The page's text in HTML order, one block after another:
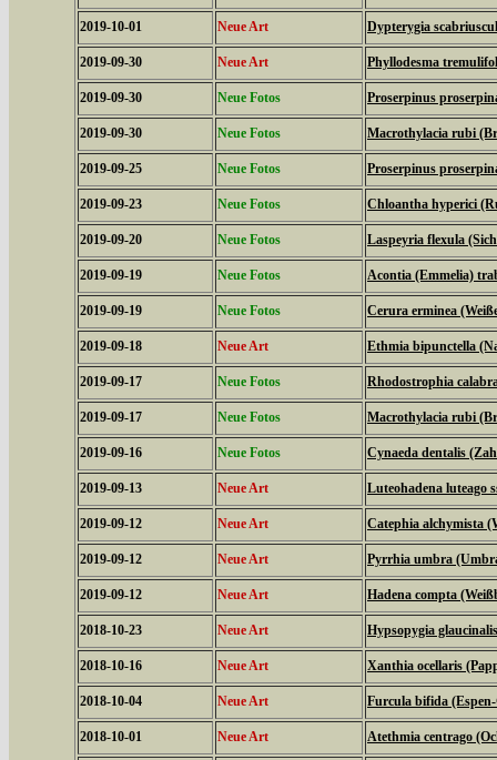
2019-10-01 Neue Art Dypterygia
2019-09-30 Neue Art Phyllodesma
2019-09-30 Neue Fotos Proserpinus
2019-09-30 Neue Fotos Macrothylacia rubi
2019-09-25 Neue Fotos Proserpinus
2019-09-23 Neue Fotos Chloantha hyperici
2019-09-20 Neue Fotos Laspeyria flexula
2019-09-19 Neue Fotos Acontia (Emmelia)
2019-09-19 Neue Fotos Cerura erminea
2019-09-18 Neue Art Ethmia bipunctella
2019-09-17 Neue Fotos Rhodostrophia
2019-09-17 Neue Fotos Macrothylacia rubi
2019-09-16 Neue Fotos Cynaeda dentalis
2019-09-13 Neue Art Luteohadena luteago
2019-09-12 Neue Art Catephia alchymista
2019-09-12 Neue Art Pyrrhia umbra
2019-09-12 Neue Art Hadena compta
2018-10-23 Neue Art Hypsopygia
2018-10-16 Neue Art Xanthia ocellaris
2018-10-04 Neue Art Furcula bifida
2018-10-01 Neue Art Atethmia centrago